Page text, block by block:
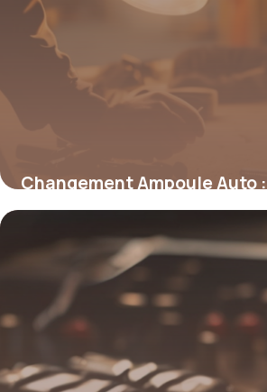
Changement Ampoule Auto
10 mai 2026